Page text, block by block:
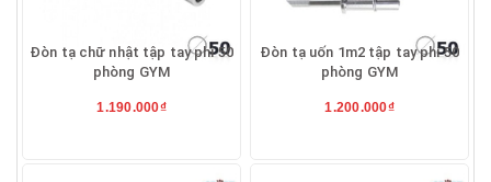
Đòn tạ chữ nhật tập tay phi 50
phòng GYM
1.190.000₫
Đòn tạ uốn 1m2 tập tay phi 50
phòng GYM
1.200.000₫